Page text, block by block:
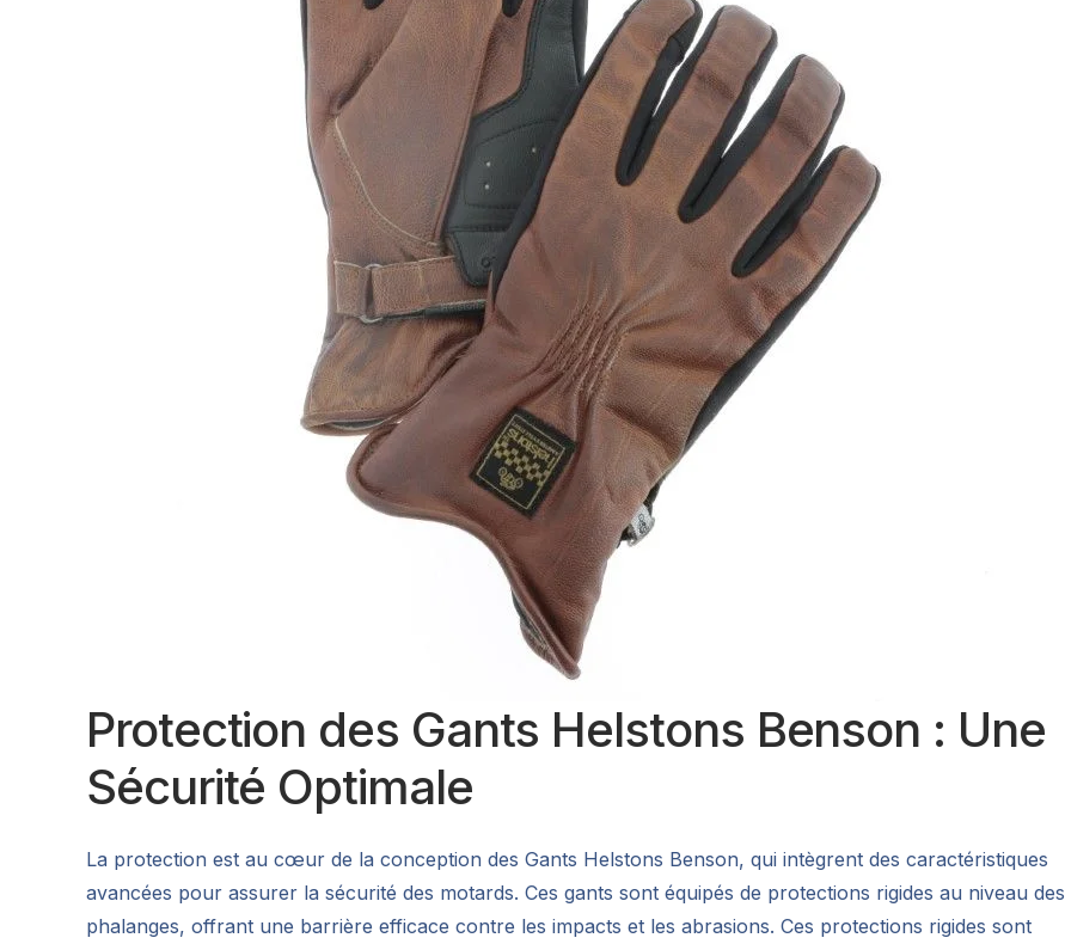
Protection des Gants Helstons Benson : Une
Sécurité Optimale
La protection est au cœur de la conception des Gants Helstons Benson, qui intègrent des caractéristiques
avancées pour assurer la sécurité des motards. Ces gants sont équipés de protections rigides au niveau des
phalanges, offrant une barrière efficace contre les impacts et les abrasions. Ces protections rigides sont